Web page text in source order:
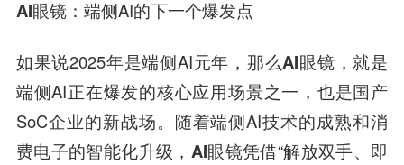
AI眼镜：端侧AI的下一个爆发点
如果说2025年是端侧AI元年，那么AI眼镜 ，就是
端侧AI正在爆发的核心应用场景之一，也是国产
SoC企业的新战场。随着端侧AI技术的成熟和消
费电子的智能化升级， AI眼镜凭借“解放双手、即